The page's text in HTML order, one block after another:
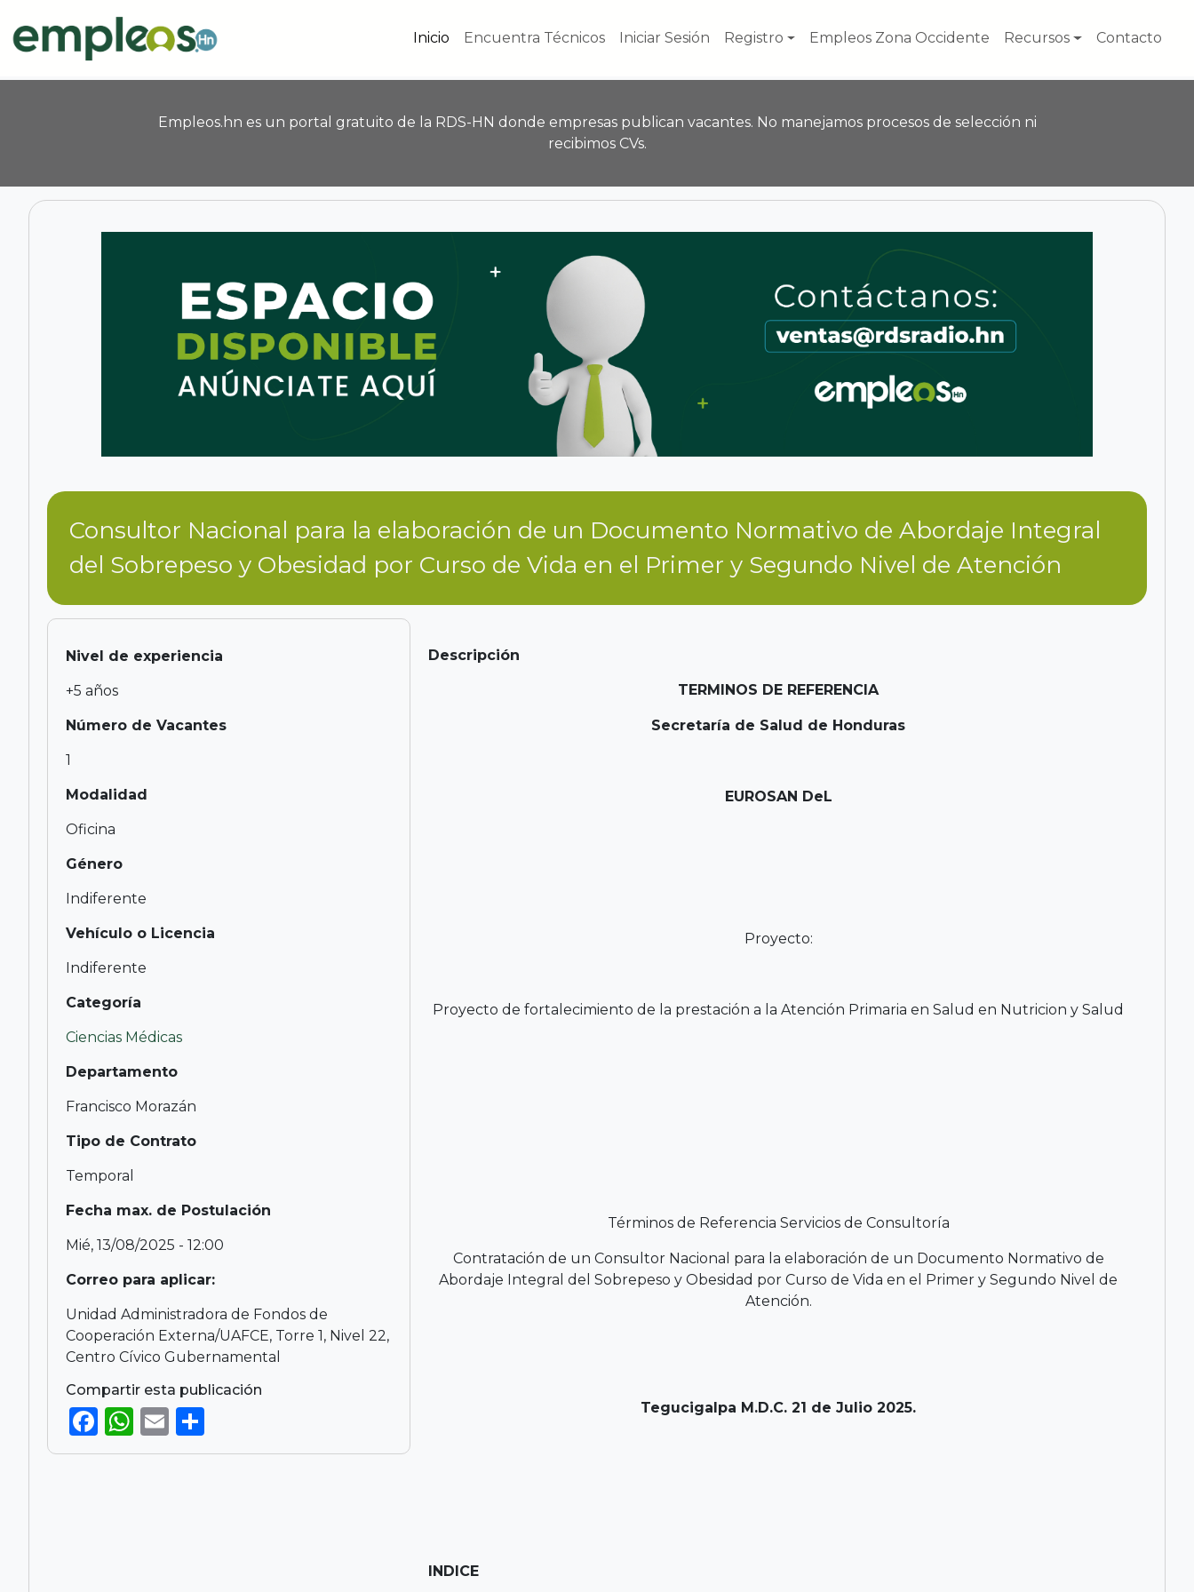
Pasar al contenido principal
Inicio Encuentra Técnicos Iniciar Sesión Registro Empleos Zona Occidente Recursos Contacto
Empleos.hn es un portal gratuito de la RDS-HN donde empresas publican vacantes. No manejamos procesos de selección ni
recibimos CVs.
Consultor Nacional para la elaboración de un Documento Normativo de Abordaje Integral
del Sobrepeso y Obesidad por Curso de Vida en el Primer y Segundo Nivel de Atención
Nivel de experiencia
+5 años
Número de Vacantes
1
Modalidad
Oficina
Género
Indiferente
Vehículo o Licencia
Indiferente
Categoría
Ciencias Médicas
Departamento
Francisco Morazán
Tipo de Contrato
Temporal
Fecha max. de Postulación
Mié, 13/08/2025 - 12:00
Correo para aplicar:
Unidad Administradora de Fondos de
Cooperación Externa/UAFCE, Torre 1, Nivel 22,
Centro Cívico Gubernamental
Compartir esta publicación
F
a
W
h
E
mh
Descripción
TERMINOS DE REFERENCIA
Secretaría de Salud de Honduras
EUROSAN DeL
Proyecto:
Proyecto de fortalecimiento de la prestación a la Atención Primaria en Salud en Nutricion y Salud
Términos de Referencia Servicios de Consultoría
Contratación de un Consultor Nacional para la elaboración de un Documento Normativo de
Abordaje Integral del Sobrepeso y Obesidad por Curso de Vida en el Primer y Segundo Nivel de
Atención.
Tegucigalpa M.D.C. 21 de Julio 2025.
INDICE